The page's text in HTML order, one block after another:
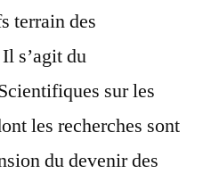
terrain des
s’agit du
sur les
les recherches sont
du devenir des